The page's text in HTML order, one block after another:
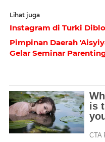
Lihat juga
Instagram di Turki
Pimpinan Daerah
Gelar Seminar